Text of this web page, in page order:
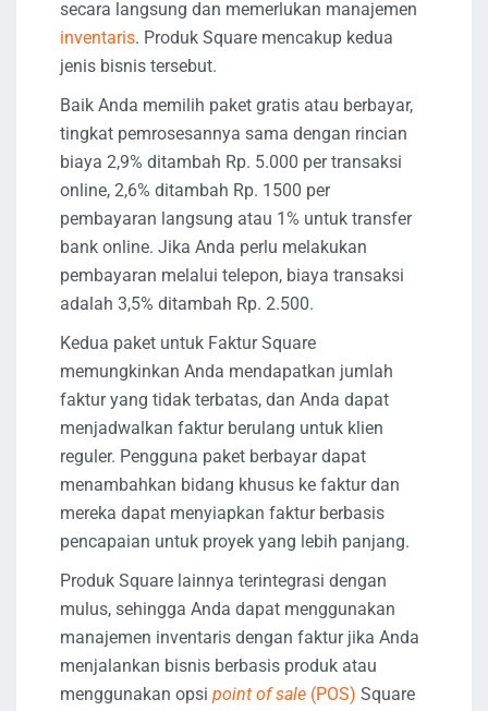
secara langsung dan memerlukan manajemen
inventaris. Produk Square mencakup kedua
jenis bisnis tersebut.
Baik Anda memilih paket gratis atau berbayar,
tingkat pemrosesannya sama dengan rincian
biaya 2,9% ditambah Rp. 5.000 per transaksi
online, 2,6% ditambah Rp. 1500 per
pembayaran langsung atau 1% untuk transfer
bank online. Jika Anda perlu melakukan
pembayaran melalui telepon, biaya transaksi
adalah 3,5% ditambah Rp. 2.500.
Kedua paket untuk Faktur Square
memungkinkan Anda mendapatkan jumlah
faktur yang tidak terbatas, dan Anda dapat
menjadwalkan faktur berulang untuk klien
reguler. Pengguna paket berbayar dapat
menambahkan bidang khusus ke faktur dan
mereka dapat menyiapkan faktur berbasis
pencapaian untuk proyek yang lebih panjang.
Produk Square lainnya terintegrasi dengan
mulus, sehingga Anda dapat menggunakan
manajemen inventaris dengan faktur jika Anda
menjalankan bisnis berbasis produk atau
menggunakan opsi point of sale (POS) Square